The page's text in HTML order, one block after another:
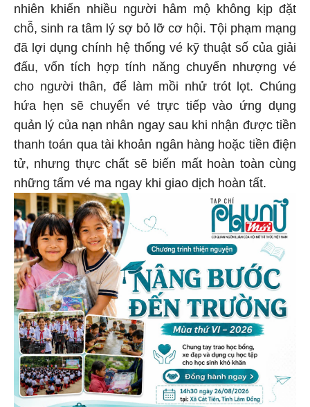
nhiên khiến nhiều người hâm mộ không kịp đặt
chỗ, sinh ra tâm lý sợ bỏ lỡ cơ hội. Tội phạm mạng
đã lợi dụng chính hệ thống vé kỹ thuật số của giải
đấu, vốn tích hợp tính năng chuyển nhượng vé
cho người thân, để làm mồi nhử trót lọt. Chúng
hứa hẹn sẽ chuyển vé trực tiếp vào ứng dụng
quản lý của nạn nhân ngay sau khi nhận được tiền
thanh toán qua tài khoản ngân hàng hoặc tiền điện
tử, nhưng thực chất sẽ biến mất hoàn toàn cùng
những tấm vé ma ngay khi giao dịch hoàn tất.